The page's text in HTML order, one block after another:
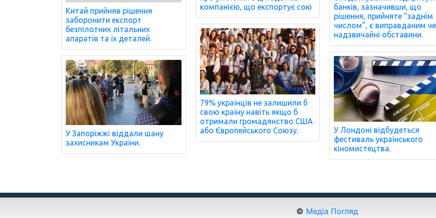
Китай прийняв рішення
заборонити експорт
безпілотних літальних
апаратів та їх деталей.
У Запоріжжі віддали шану
захисникам України.
компанією, що експортує сою
79% українців не залишили б
свою країну навіть якщо б
отримали громадянство США
або Європейського Союзу.
банків, зазначивши, що
рішення, прийняте "заднім
числом", є виправданим
надзвичайні обставини.
У Лондоні відбудеться
фестиваль українського
кіномистецтва.
© Медіа Погляд